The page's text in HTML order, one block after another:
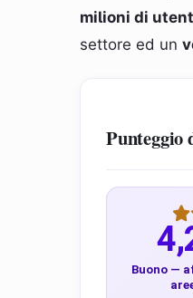
milioni di
settore ed un
Punteggio
Buono —